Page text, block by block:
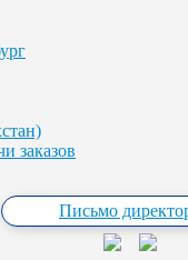
заказов
Письмо